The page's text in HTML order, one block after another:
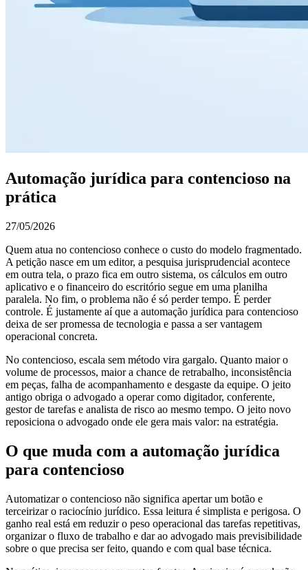
Automação jurídica para contencioso na
prática
27/05/2026
Quem atua no contencioso conhece o custo do modelo fragmentado.
A petição nasce em um editor, a pesquisa jurisprudencial acontece
em outra tela, o prazo fica em outro sistema, os cálculos em outro
aplicativo e o financeiro do escritório segue em uma planilha
paralela. No fim, o problema não é só perder tempo. É perder
controle. É justamente aí que a automação jurídica para contencioso
deixa de ser promessa de tecnologia e passa a ser vantagem
operacional concreta.
No contencioso, escala sem método vira gargalo. Quanto maior o
volume de processos, maior a chance de retrabalho, inconsistência
em peças, falha de acompanhamento e desgaste da equipe. O jeito
antigo obriga o advogado a operar como digitador, conferente,
gestor de tarefas e analista de risco ao mesmo tempo. O jeito novo
reposiciona o advogado onde ele gera mais valor: na estratégia.
O que muda com a automação jurídica
para contencioso
Automatizar o contencioso não significa apertar um botão e
terceirizar o raciocínio jurídico. Essa leitura é simplista e perigosa. O
ganho real está em reduzir o peso operacional das tarefas repetitivas,
organizar o fluxo de trabalho e dar ao advogado mais previsibilidade
sobre o que precisa ser feito, quando e com qual base técnica.